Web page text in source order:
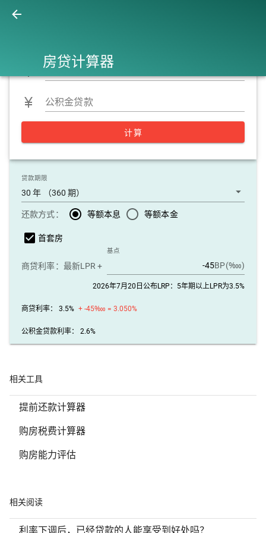
房贷计算器
商业贷款
公积金贷款
计算
30 年 （360 期）
贷款期限
还款方式： 等额本息 等额本金
首套房
商贷利率： 最新LPR + BP(‱)
基点
2026年7月20日公布LRP：5年期以上LPR为3.5%
商贷利率： 3.5% + -45‱ = 3.050%
公积金贷款利率： 2.6%
相关工具
提前还款计算器
购房税费计算器
购房能力评估
相关阅读
利率下调后，已经贷款的人能享受到好处吗？